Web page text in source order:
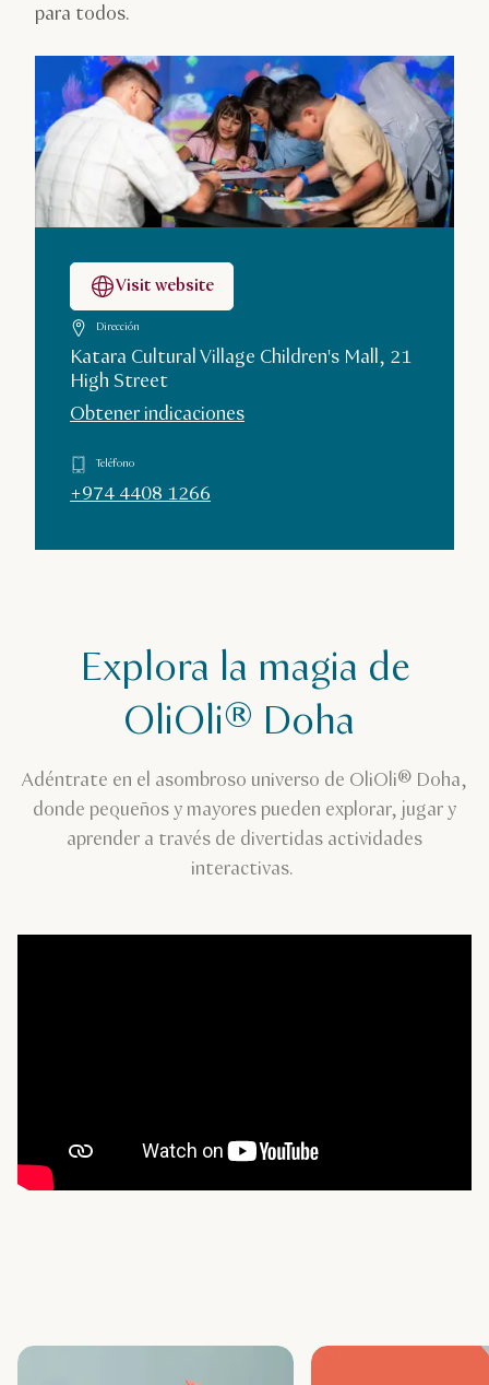
para todos.
Visit website
Dirección
Katara Cultural Village Children's Mall, 21
High Street
Obtener indicaciones
Teléfono
+974 4408 1266
Explora la magia de
OliOli® Doha
Adéntrate en el asombroso universo de OliOli® Doha,
donde pequeños y mayores pueden explorar, jugar y
aprender a través de divertidas actividades
interactivas.